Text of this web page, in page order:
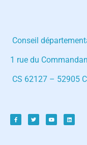
Conseil
1 rue du
CS 62127 – 52905